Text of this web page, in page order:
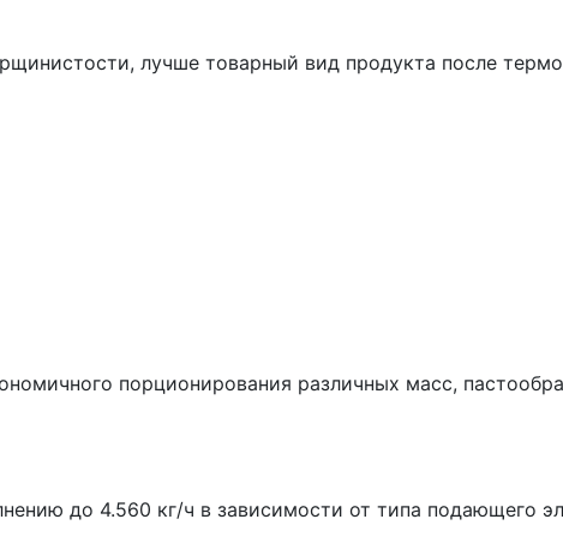
лучше товарный вид продукта после
порционирования различных масс,
до 4.560 кг/ч в зависимости от типа подающего